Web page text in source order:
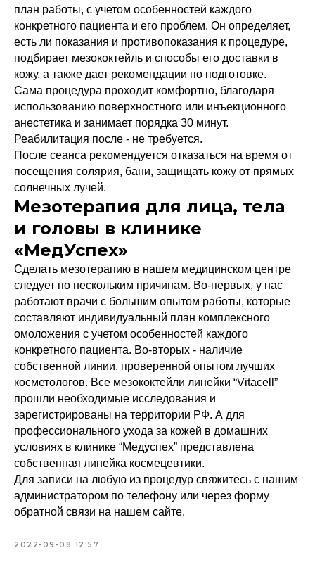
план работы, с учетом особенностей каждого
конкретного пациента и его проблем. Он определяет,
есть ли показания и противопоказания к процедуре,
подбирает мезококтейль и способы его доставки в
кожу, а также дает рекомендации по подготовке.
Сама процедура проходит комфортно, благодаря
использованию поверхностного или инъекционного
анестетика и занимает порядка 30 минут.
Реабилитация после - не требуется.
После сеанса рекомендуется отказаться на время от
посещения солярия, бани, защищать кожу от прямых
солнечных лучей.
Мезотерапия для лица, тела
и головы в клинике
«МедУспех»
Сделать мезотерапию в нашем медицинском центре
следует по нескольким причинам. Во-первых, у нас
работают врачи с большим опытом работы, которые
составляют индивидуальный план комплексного
омоложения с учетом особенностей каждого
конкретного пациента. Во-вторых - наличие
собственной линии, проверенной опытом лучших
косметологов. Все мезококтейли линейки “Vitaсell”
прошли необходимые исследования и
зарегистрированы на территории РФ. А для
профессионального ухода за кожей в домашних
условиях в клинике “Медуспех” представлена
собственная линейка космецевтики.
Для записи на любую из процедур свяжитесь с нашим
администратором по телефону или через форму
обратной связи на нашем сайте.
2022-09-08 12:57